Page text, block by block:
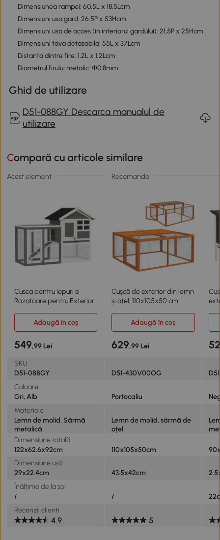
Dimensiunea rampei: 60,5L x 18,5Lcm
Dimensiuni usa gard: 26.5P x 53Hcm
Dimensiuni usa de acces (in interiorul gardului): 21,5P x 25Hcm
Dimensiuni tava detasabila: 55L x 37Lcm
Distanta dintre fire: 1,2L x 1,2Lcm
Diametrul firului metalic: Φ0.8mm
Ghid de utilizare
D51-088GY Descarca manualul de
utilizare
Compară cu articole similare
Acest element Recomanda
Cusca pentru Iepuri si
Rozatoare pentru Exterior
Cușcă de exterior din lemn
și oțel, 110x105x50 cm
Adaugă în coș
Adaugă în coș
549,99 Lei 629,99 Lei
SKU
D51-088GY
D51-430V00OG
Culoare
Gri, Alb
Portocaliu
Materiale
Lemn de molid, Sârmă
metalică
Lemn de molid, sârmă de
oțel
Dimensiune totală
122x62.6x92cm
110x105x50cm
Dimensiune ușă
29x22.4cm
43.5x42cm
Înălțime de la sol
/
/
Recenzii clienti
4.9 5